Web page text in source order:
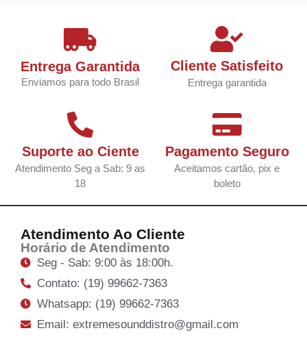
Entrega Garantida
Enviamos para todo Brasil
Cliente Satisfeito
Entrega garantida
Suporte ao Ciente
Atendimento Seg a Sab: 9 as
18
Pagamento Seguro
Aceitamos cartão, pix e
boleto
Atendimento Ao Cliente
Horário de Atendimento
Seg - Sab: 9:00 às 18:00h.
Contato: (19) 99662-7363
Whatsapp: (19) 99662-7363
Email: extremesounddistro@gmail.com